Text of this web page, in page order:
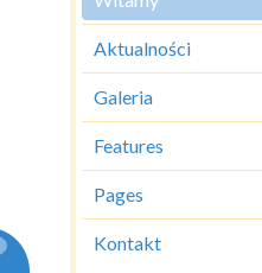
Aktualności
Galeria
Features
Pages
Kontakt